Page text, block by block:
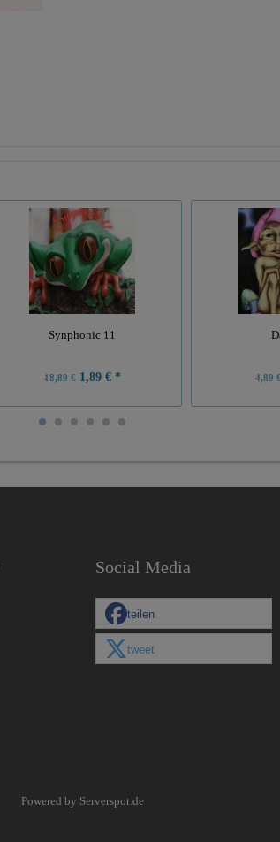
Synphonic 11
18,89 €1,89 € * 4,89
Social Media
teilen
tweet
Powered by Serverspot.de